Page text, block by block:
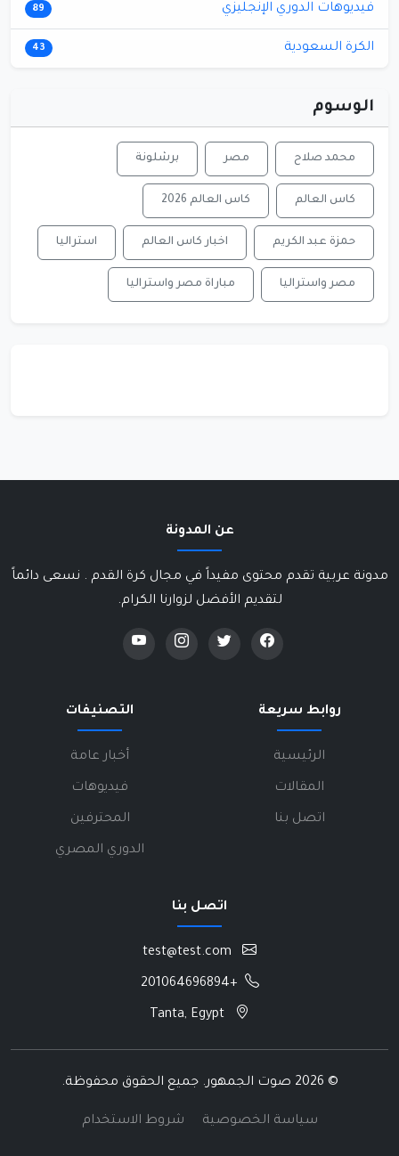
فيديوهات الدوري الإنجليزي 89
الكرة السعودية 43
الوسوم
محمد صلاح مصر برشلونة
كاس العالم كاس العالم 2026
حمزة عبد الكريم اخبار كاس العالم استراليا
مصر واستراليا مباراة مصر واستراليا
عن المدونة
مدونة عربية تقدم محتوى مفيداً في مجال كرة القدم . نسعى دائماً
لتقديم الأفضل لزوارنا الكرام.
روابط سريعة
الرئيسية
المقالات
اتصل بنا
التصنيفات
أخبار عامة
فيديوهات
المحترفين
الدوري المصري
اتصل بنا
+201064696894
© 2026 صوت الجمهور. جميع الحقوق محفوظة.
سياسة الخصوصية شروط الاستخدام